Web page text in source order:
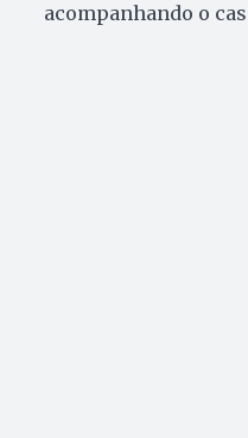
acompanhando o